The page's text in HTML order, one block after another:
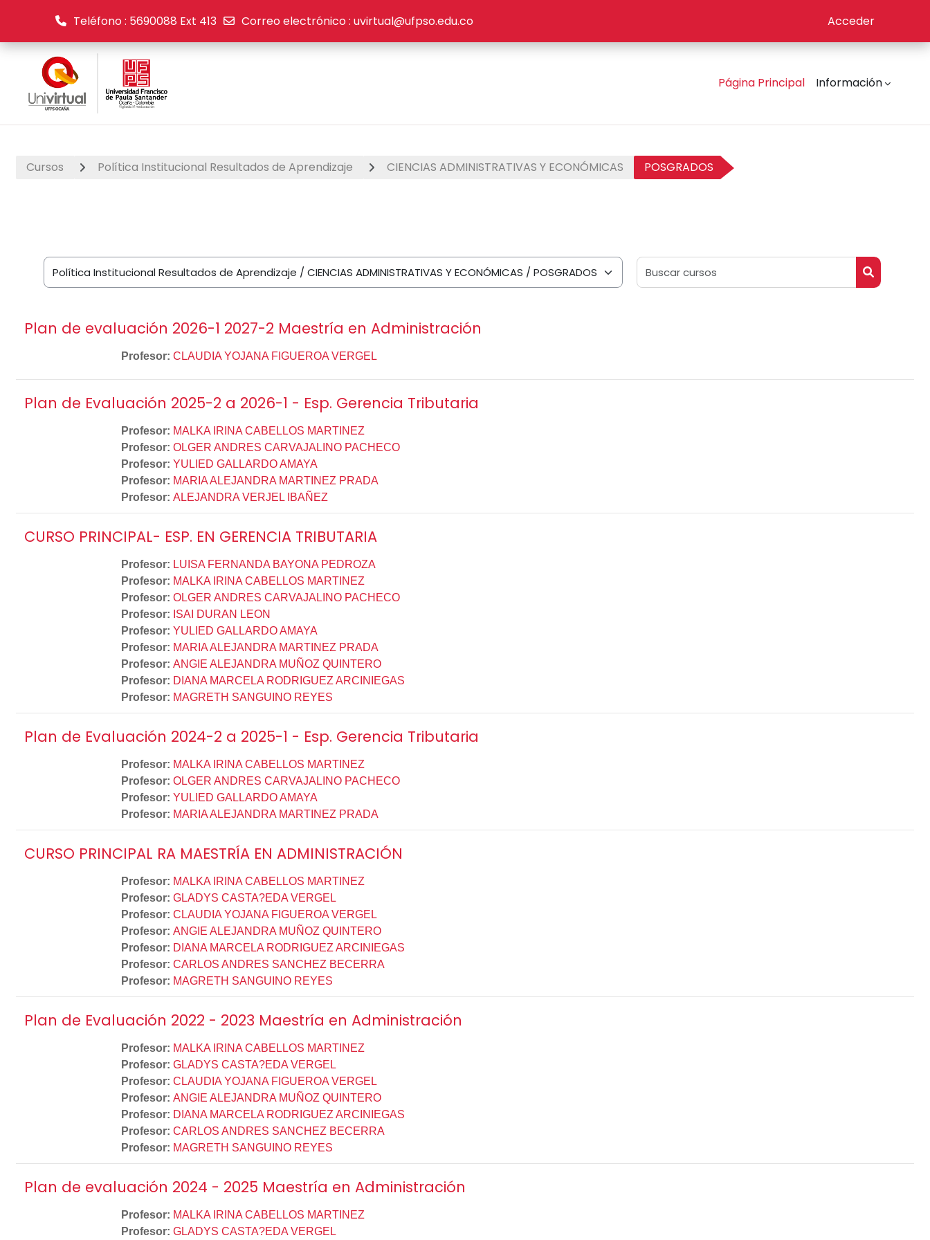
Saltar al contenido principal
Teléfono : 5690088 Ext 413 Correo electrónico : uvirtual@ufpso.edu.co Acceder
Página Principal Información
Cursos Política Institucional Resultados de Aprendizaje CIENCIAS ADMINISTRATIVAS Y ECONÓMICAS POSGRADOS
Categorías de curso
Buscar
Buscar
Plan de evaluación 2026-1 2027-2 Maestría en Administración
Profesor: CLAUDIA YOJANA FIGUEROA VERGEL
Plan de Evaluación 2025-2 a 2026-1 - Esp. Gerencia Tributaria
Profesor: MALKA IRINA CABELLOS MARTINEZ
Profesor: OLGER ANDRES CARVAJALINO PACHECO
Profesor: YULIED GALLARDO AMAYA
Profesor: MARIA ALEJANDRA MARTINEZ PRADA
Profesor: ALEJANDRA VERJEL IBAÑEZ
CURSO PRINCIPAL- ESP. EN GERENCIA TRIBUTARIA
Profesor: LUISA FERNANDA BAYONA PEDROZA
Profesor: MALKA IRINA CABELLOS MARTINEZ
Profesor: OLGER ANDRES CARVAJALINO PACHECO
Profesor: ISAI DURAN LEON
Profesor: YULIED GALLARDO AMAYA
Profesor: MARIA ALEJANDRA MARTINEZ PRADA
Profesor: ANGIE ALEJANDRA MUÑOZ QUINTERO
Profesor: DIANA MARCELA RODRIGUEZ ARCINIEGAS
Profesor: MAGRETH SANGUINO REYES
Plan de Evaluación 2024-2 a 2025-1 - Esp. Gerencia Tributaria
Profesor: MALKA IRINA CABELLOS MARTINEZ
Profesor: OLGER ANDRES CARVAJALINO PACHECO
Profesor: YULIED GALLARDO AMAYA
Profesor: MARIA ALEJANDRA MARTINEZ PRADA
CURSO PRINCIPAL RA MAESTRÍA EN ADMINISTRACIÓN
Profesor: MALKA IRINA CABELLOS MARTINEZ
Profesor: GLADYS CASTA?EDA VERGEL
Profesor: CLAUDIA YOJANA FIGUEROA VERGEL
Profesor: ANGIE ALEJANDRA MUÑOZ QUINTERO
Profesor: DIANA MARCELA RODRIGUEZ ARCINIEGAS
Profesor: CARLOS ANDRES SANCHEZ BECERRA
Profesor: MAGRETH SANGUINO REYES
Plan de Evaluación 2022 - 2023 Maestría en Administración
Profesor: MALKA IRINA CABELLOS MARTINEZ
Profesor: GLADYS CASTA?EDA VERGEL
Profesor: CLAUDIA YOJANA FIGUEROA VERGEL
Profesor: ANGIE ALEJANDRA MUÑOZ QUINTERO
Profesor: DIANA MARCELA RODRIGUEZ ARCINIEGAS
Profesor: CARLOS ANDRES SANCHEZ BECERRA
Profesor: MAGRETH SANGUINO REYES
Plan de evaluación 2024 - 2025 Maestría en Administración
Profesor: MALKA IRINA CABELLOS MARTINEZ
Profesor: GLADYS CASTA?EDA VERGEL